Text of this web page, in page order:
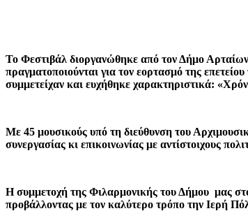
Το Φεστιβάλ διοργανώθηκε από τον Δήμο
πραγματοποιούνται για τον εορτασμό της
συμμετείχαν και ευχήθηκε χαρακτηριστικά:
Με 45 μουσικούς υπό τη διεύθυνση του
συνεργασίας κι επικοινωνίας με αντίστοιχους
Η συμμετοχή της Φιλαρμονικής του Δήμου μας
προβάλλοντας με τον καλύτερο τρόπο την Ιερή